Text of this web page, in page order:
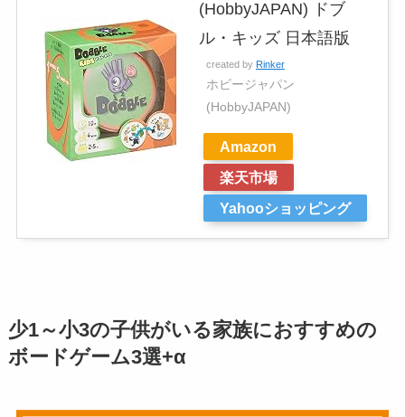
(HobbyJAPAN) ドブ
ル・キッズ 日本語版
created by Rinker
ホビージャパン
(HobbyJAPAN)
Amazon
楽天市場
Yahooショッピング
少1～小3の子供がいる家族におすすめの
ボードゲーム3選+α